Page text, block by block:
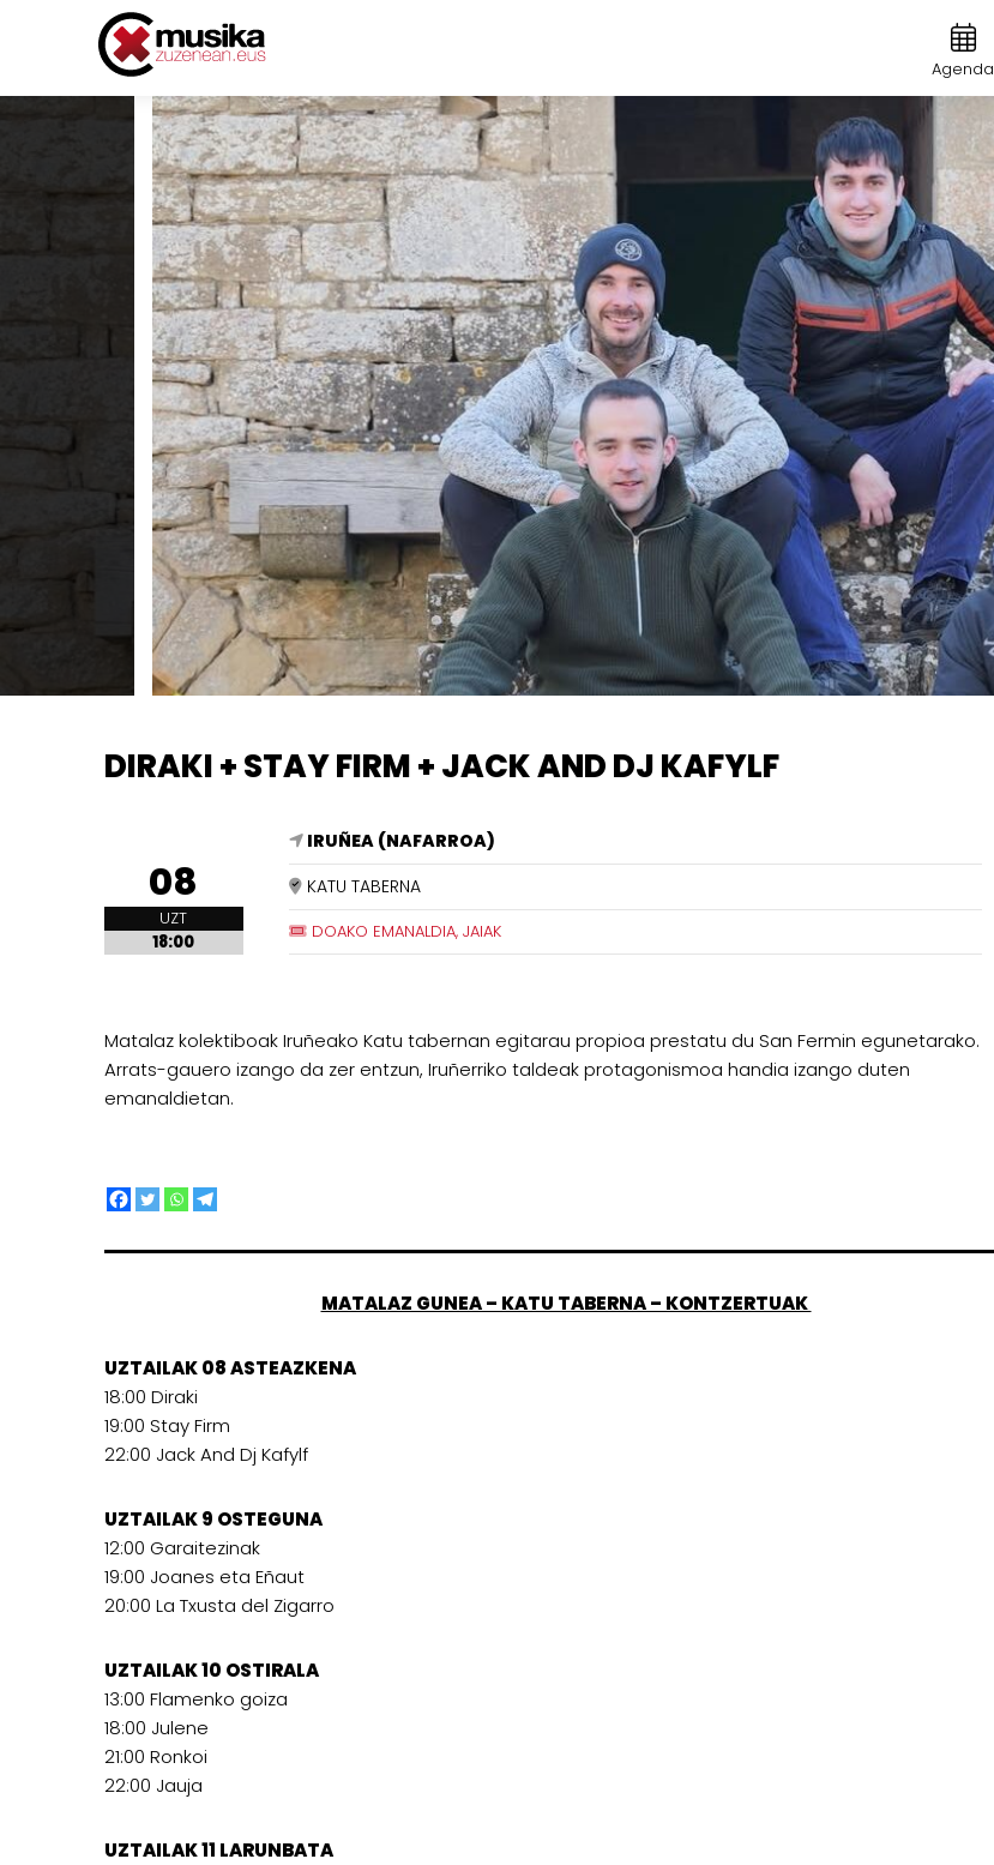
Agenda
DIRAKI + STAY FIRM + JACK AND DJ KAFYLF
08
UZT
18:00
IRUÑEA (NAFARROA)
KATU TABERNA
DOAKO EMANALDIA, JAIAK
Matalaz kolektiboak Iruñeako Katu tabernan egitarau propioa prestatu du San Fermin egunetarako.
Arrats-gauero izango da zer entzun, Iruñerriko taldeak protagonismoa handia izango duten
emanaldietan.
MATALAZ GUNEA – KATU TABERNA – KONTZERTUAK
UZTAILAK 08 ASTEAZKENA
18:00 Diraki
19:00 Stay Firm
22:00 Jack And Dj Kafylf
UZTAILAK 9 OSTEGUNA
12:00 Garaitezinak
19:00 Joanes eta Eñaut
20:00 La Txusta del Zigarro
UZTAILAK 10 OSTIRALA
13:00 Flamenko goiza
18:00 Julene
21:00 Ronkoi
22:00 Jauja
UZTAILAK 11 LARUNBATA